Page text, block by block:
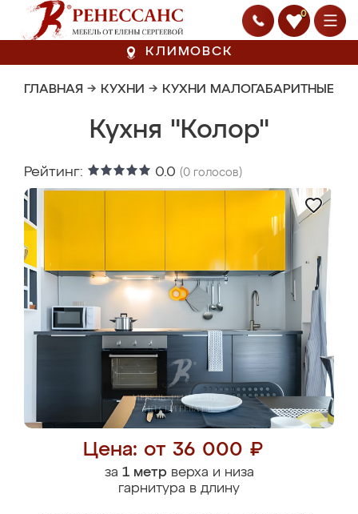
0
КЛИМОВСК
ГЛАВНАЯ → КУХНИ → КУХНИ МАЛОГАБАРИТНЫЕ
Кухня "Колор"
Рейтинг: 0.0 (0 голосов)
Цена: от 36 000 ₽
за 1 метрверха и низа
гарнитура в длину